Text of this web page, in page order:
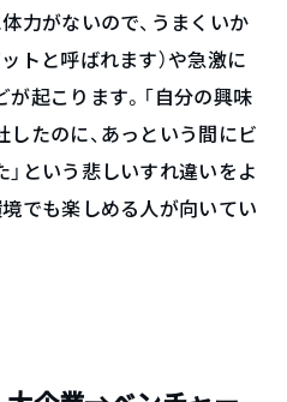
力がないので、うまくいか
トと呼ばれます）や急激に
起こります。「自分の興味
たのに、あっという間にビ
という悲しいすれ違いをよ
でも楽しめる人が向いてい